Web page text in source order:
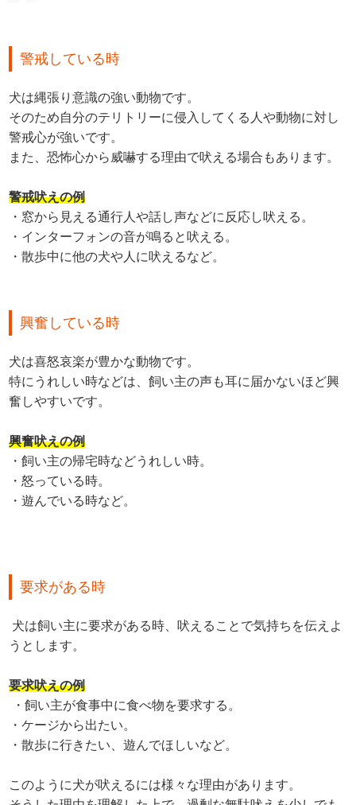
警戒している時
犬は縄張り意識の強い動物です。
そのため自分のテリトリーに侵入してくる人や動物に対し
警戒心が強いです。
また、恐怖心から威嚇する理由で吠える場合もあります。
警戒吠えの例
・窓から見える通行人や話し声などに反応し吠える。
・インターフォンの音が鳴ると吠える。
・散歩中に他の犬や人に吠えるなど。
興奮している時
犬は喜怒哀楽が豊かな動物です。
特にうれしい時などは、飼い主の声も耳に届かないほど興
奮しやすいです。
興奮吠えの例
・飼い主の帰宅時などうれしい時。
・怒っている時。
・遊んでいる時など。
要求がある時
犬は飼い主に要求がある時、吠えることで気持ちを伝えよ
うとします。
要求吠えの例
・飼い主が食事中に食べ物を要求する。
・ケージから出たい。
・散歩に行きたい、遊んでほしいなど。
このように犬が吠えるには様々な理由があります。